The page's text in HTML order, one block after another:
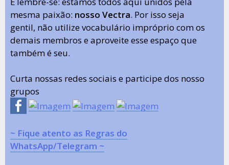
mesma paixão: nosso Vectra. Por isso seja
gentil, não utilize vocabulário impróprio com os
demais membros e aproveite esse espaço que
também é seu.
Curta nossas redes sociais e participe dos nosso
grupos
~ Fique atento as Regras do
WhatsApp/Telegram ~